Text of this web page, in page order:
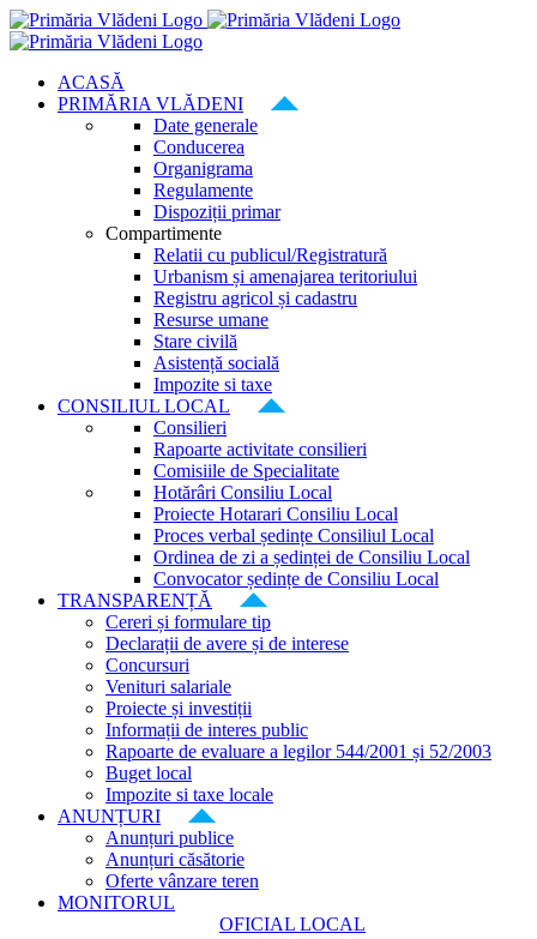
Skip
to
ACASĂ
PRIMĂRIA VLĂDENI
Date generale
Conducerea
Organigrama
Regulamente
Dispoziții primar
Compartimente
Relatii cu publicul/Registratură
Urbanism și amenajarea teritoriului
Registru agricol și cadastru
Resurse umane
Stare civilă
Asistență socială
Impozite si taxe
CONSILIUL LOCAL
Consilieri
Rapoarte activitate consilieri
Comisiile de Specialitate
Hotărâri Consiliu Local
Proiecte Hotarari Consiliu Local
Proces verbal ședințe Consiliul Local
Ordinea de zi a ședinței de Consiliu Local
Convocator ședințe de Consiliu Local
TRANSPARENȚĂ
Cereri și formulare tip
Declarații de avere și de interese
Concursuri
Venituri salariale
Proiecte și investiții
Informații de interes public
Rapoarte de evaluare a legilor 544/2001 și 52/2003
Buget local
Impozite si taxe locale
ANUNȚURI
Anunțuri publice
Anunțuri căsătorie
Oferte vânzare teren
MONITORUL
OFICIAL LOCAL